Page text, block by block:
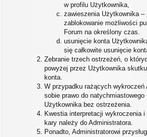
w profilu Użytkownika,
zawieszenia Użytkownika
zablokowanie możliwości
Forum na określony czas.
usunięcie konta
się całkowite usunięcie
Zebranie trzech ostrzeżeń, o
powyżej przez Użytkownika
konta.
W przypadku rażących wykroczeń
sobie prawo do
Użytkownika bez ostrzeżenia.
Kwestia interpretacji wykroczenia
kary należy do Administratora.
Ponadto, Administratorowi